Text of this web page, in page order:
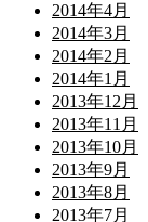
2014年4月
2014年3月
2014年2月
2014年1月
2013年12月
2013年11月
2013年10月
2013年9月
2013年8月
2013年7月